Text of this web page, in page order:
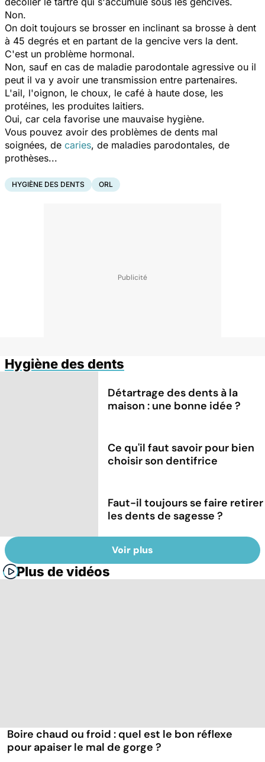
Non.
On doit toujours se brosser en inclinant sa brosse à dent
à 45 degrés et en partant de la gencive vers la dent.
C'est un problème hormonal.
Non, sauf en cas de maladie parodontale agressive ou il
peut il va y avoir une transmission entre partenaires.
L'ail, l'oignon, le choux, le café à haute dose, les
protéines, les produites laitiers.
Oui, car cela favorise une mauvaise hygiène.
Vous pouvez avoir des problèmes de dents mal
soignées, de caries, de maladies parodontales, de
prothèses...
HYGIÈNE DES DENTS ORL
Hygiène des dents
Détartrage des dents à la
maison : une bonne idée ?
Ce qu'il faut savoir pour bien
choisir son dentifrice
Faut-il toujours se faire retirer
les dents de sagesse ?
Voir plus
Plus de vidéos
Boire chaud ou froid : quel est le bon réflexe
pour apaiser le mal de gorge ?